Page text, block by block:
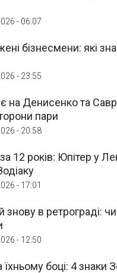
- 06:07
бізнесмени: які
- 23:55
на Денисенко та
пари
- 20:58
12 років: Юпітер у
- 17:01
знову в ретрограді:
- 12:50
боці: 4 знаки